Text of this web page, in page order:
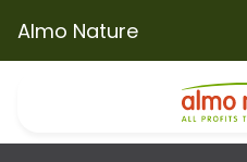
Almo Nature